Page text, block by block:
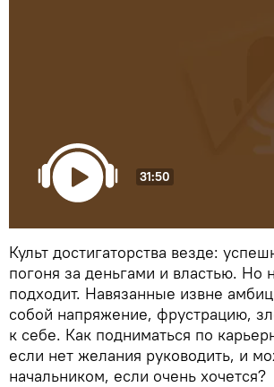
31:50
Культ достигаторства везде:
погоня за деньгами и властью. Но
подходит. Навязанные извне
собой напряжение, фрустрацию,
к себе. Как подниматься по
если нет желания руководить, и
начальником, если очень хочется?